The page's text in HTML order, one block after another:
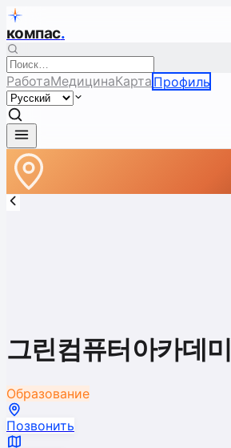
компас.
РаботаМедицинаКарта Профиль
그린컴퓨터아카데미
Образование
Позвонить